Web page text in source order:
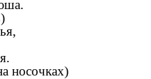
носочках)